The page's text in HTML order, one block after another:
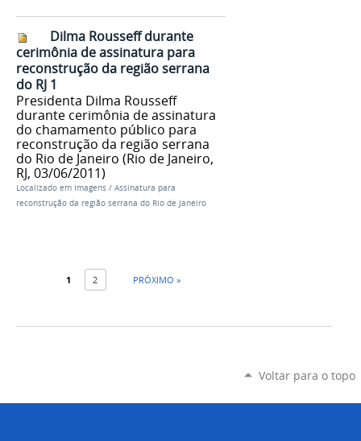
Dilma Rousseff durante
cerimônia de assinatura para
reconstrução da região serrana
do RJ 1
Presidenta Dilma Rousseff
durante cerimônia de assinatura
do chamamento público para
reconstrução da região serrana
do Rio de Janeiro (Rio de Janeiro,
RJ, 03/06/2011)
Localizado em Imagens / Assinatura para
reconstrução da região serrana do Rio de Janeiro
1 2 PRÓXIMO »
Voltar para o topo